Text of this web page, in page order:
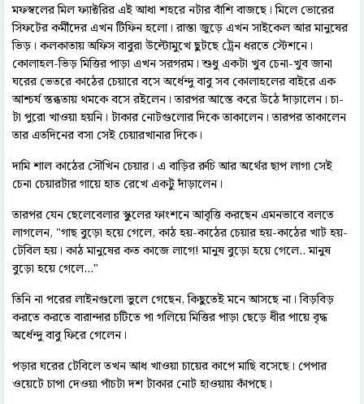
মফস্বলের মিল ফ্যাক্টরির এই আধা শহরে নটার বাঁশি বাজছে। মিলে ভোরের
সিফটের কর্মীদের এখন টিফিন হলো। রাস্তা জুড়ে এখন সাইকেল আর মানুষের
ভিড়। কলকাতায় অফিস বাবুরা উল্টোমুখে ছুটছে ট্রেন ধরতে স্টেশনে।
কোলাহল-ভিড় মিত্তির পাড়া এখন সরগরম। শুধু একটা খুব চেনা-খুব জানা
ঘরের ভেতরে কাঠের চেয়ারে বসে অর্ধেন্দু বাবু সব কোলাহলের বাইরে এক
আশ্চর্য স্তব্ধতায় থমকে বসে রইলেন। তারপর আস্তে করে উঠে দাঁড়ালেন। চা-
টা পুরো খাওয়া হয়নি। টাকার নোটগুলোর দিকে তাকালেন। তারপর তাকালেন
তার এতদিনের বসা সেই চেয়ারখানার দিকে।
দামি শাল কাঠের সৌখিন চেয়ার। এ বাড়ির রুচি আর অর্থের ছাপ লাগা সেই
চেনা চেয়ারটার গায়ে হাত রেখে একটু দাঁড়ালেন।
তারপর যেন ছেলেবেলার স্কুলের ফাংশনে আবৃত্তি করছেন এমনভাবে বলতে
লাগলেন, "গাছ বুড়ো হয়ে গেলে, কাঠ হয়-কাঠের চেয়ার হয়-কাঠের খাট হয়-
টেবিল হয়। কাঠ মানুষের কত কাজে লাগে! মানুষ বুড়ো হয়ে গেলে.. মানুষ
বুড়ো হয়ে গেলে..."
তিনি না পরের লাইনগুলো ভুলে গেছেন, কিছুতেই মনে আসছে না। বিড়বিড়
করতে করতে বারান্দার চটিতে পা গলিয়ে মিত্তির পাড়া ছেড়ে ধীর পায়ে বৃদ্ধ
অর্ধেন্দু বাবু ফিরে গেলেন।
পড়ার ঘরের টেবিলে তখন আধ খাওয়া চায়ের কাপে মাছি বসেছে। পেপার
ওয়েটে চাপা দেওয়া পাঁচটা দশ টাকার নোট হাওয়ায় কাঁপছে।